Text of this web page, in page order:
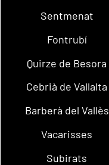
Sentmenat
Fontrubí
Quirze de Besora
Cebrià de Vallalta
Barberà del Vallès
Vacarisses
Subirats